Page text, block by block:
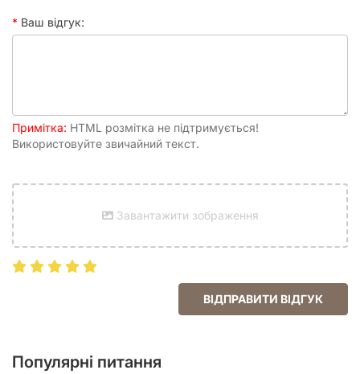
Ваш відгук:
Примітка: HTML розмітка не підтримується!
Використовуйте звичайний текст.
Завантажити зображення
ВІДПРАВИТИ ВІДГУК
Популярні питання